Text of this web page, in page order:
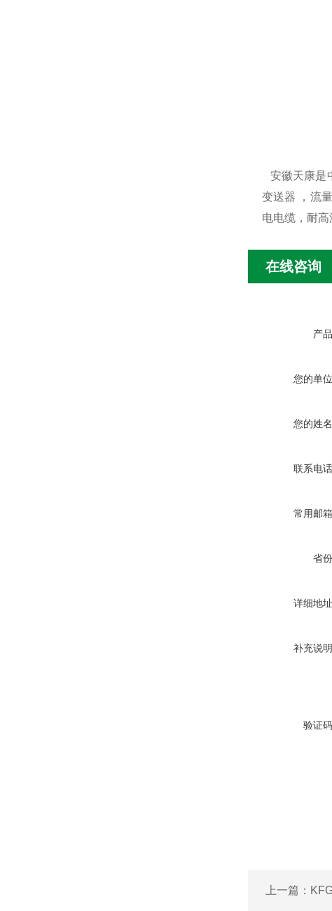
安徽天康是
变送器 ，流
电电缆，耐
在线咨询
产品
您的单位
您的姓名
联系电话
常用邮箱
省份
详细地址
补充说明
验证码
上一篇：